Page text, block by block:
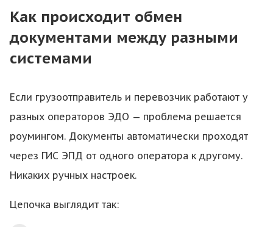
Как происходит обмен
документами между разными
системами
Если грузоотправитель и перевозчик работают у
разных операторов ЭДО — проблема решается
роумингом. Документы автоматически проходят
через ГИС ЭПД от одного оператора к другому.
Никаких ручных настроек.
Цепочка выглядит так: